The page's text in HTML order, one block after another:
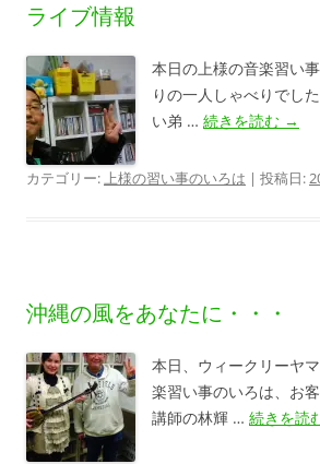
ライブ情報
本日の上様の音楽習い
りの一人しゃべりでした
い弟 … 続きを読む →
カテゴリー:上様の習い事のいろは | 投稿日:
沖縄の風をあなたに・・・
本日、ウィークリーヤ
楽習い事のいろは、お
講師の林輝 … 続きを読